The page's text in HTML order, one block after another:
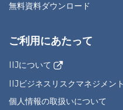
無料資料ダウンロード
ご利用にあたって
IIJについて
IIJビジネスリスクマネジメン
個人情報の取扱いについて